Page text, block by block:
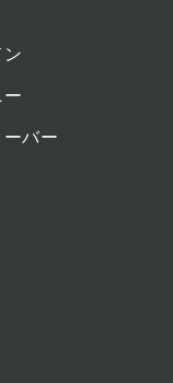
バー